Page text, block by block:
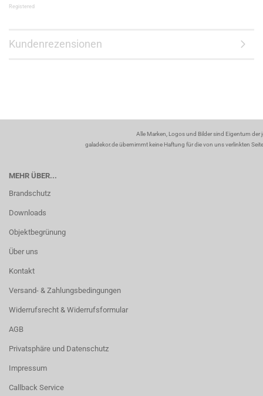
Registered
Kundenrezensionen
Alle Marken, Logos und Bilder sind Eigentum
galadekor.de übernimmt keine Haftung für die von uns verlinkten
MEHR ÜBER...
Brandschutz
Downloads
Objektbegrünung
Über uns
Kontakt
Versand- & Zahlungsbedingungen
Widerrufsrecht & Widerrufsformular
AGB
Privatsphäre und Datenschutz
Impressum
Callback Service